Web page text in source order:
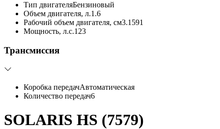
Тип двигателяБензиновый
Объем двигателя, л.1.6
Рабочий объем двигателя, см3.1591
Мощность, л.с.123
Трансмиссия
Коробка передачАвтоматическая
Количество передач6
SOLARIS HS (7579)